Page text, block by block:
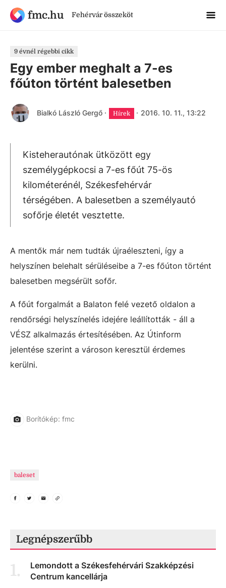
fmc.hu Fehérvár összeköt
9 évnél régebbi cikk
Egy ember meghalt a 7-es
főúton történt balesetben
Bialkó László Gergő · Hírek · 2016. 10. 11., 13:22
Kisteherautónak ütközött egy
személygépkocsi a 7-es főút 75-ös
kilométerénél, Székesfehérvár
térségében. A balesetben a személyautó
sofőrje életét vesztette.
A mentők már nem tudták újraéleszteni, így a
helyszínen belehalt sérüléseibe a 7-es főúton történt
balesetben megsérült sofőr.
A főút forgalmát a Balaton felé vezető oldalon a
rendőrségi helyszínelés idejére leállították - áll a
VÉSZ alkalmazás értesítésében. Az Útinform
jelentése szerint a városon keresztül érdemes
kerülni.
Borítókép: fmc
baleset
Legnépszerűbb
1.
Lemondott a Székesfehérvári Szakképzési
Centrum kancellárja